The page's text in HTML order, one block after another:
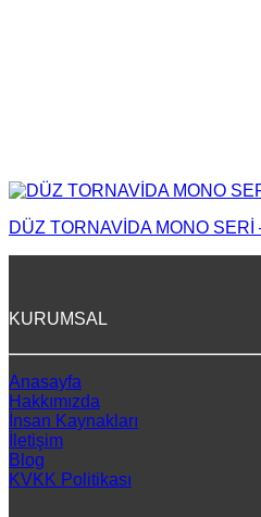
DÜZ TORNAVİDA MONO SERİ
KURUMSAL
Anasayfa
Hakkımızda
İnsan Kaynakları
İletişim
Blog
KVKK Politikası